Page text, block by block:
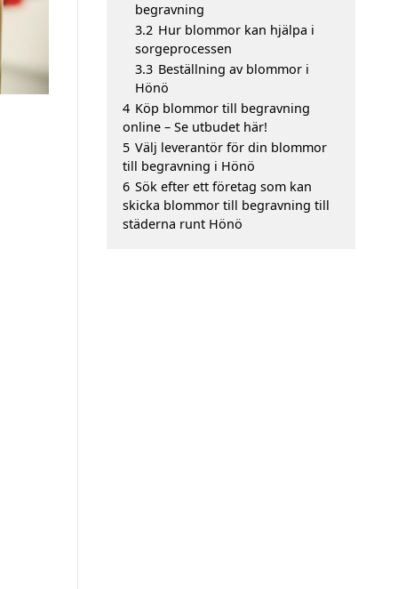
begravning
3.2 Hur blommor kan hjälpa i
sorgeprocessen
3.3 Beställning av blommor i
Hönö
4 Köp blommor till begravning
online – Se utbudet här!
5 Välj leverantör för din blommor
till begravning i Hönö
6 Sök efter ett företag som kan
skicka blommor till begravning till
städerna runt Hönö